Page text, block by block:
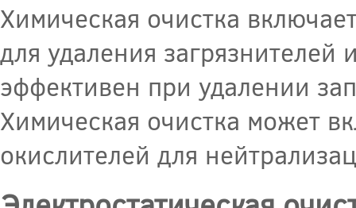
Химическая очистка
для удаления
эффективен при удалении
Химическая очистка может
окислителей для